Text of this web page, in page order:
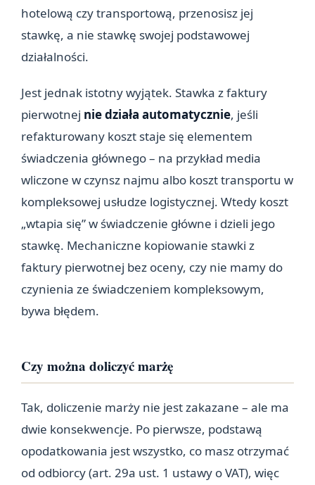
hotelową czy transportową, przenosisz jej
stawkę, a nie stawkę swojej podstawowej
działalności.
Jest jednak istotny wyjątek. Stawka z faktury
pierwotnej nie działa automatycznie, jeśli
refakturowany koszt staje się elementem
świadczenia głównego – na przykład media
wliczone w czynsz najmu albo koszt transportu w
kompleksowej usłudze logistycznej. Wtedy koszt
„wtapia się” w świadczenie główne i dzieli jego
stawkę. Mechaniczne kopiowanie stawki z
faktury pierwotnej bez oceny, czy nie mamy do
czynienia ze świadczeniem kompleksowym,
bywa błędem.
Czy można doliczyć marżę
Tak, doliczenie marży nie jest zakazane – ale ma
dwie konsekwencje. Po pierwsze, podstawą
opodatkowania jest wszystko, co masz otrzymać
od odbiorcy (art. 29a ust. 1 ustawy o VAT), więc